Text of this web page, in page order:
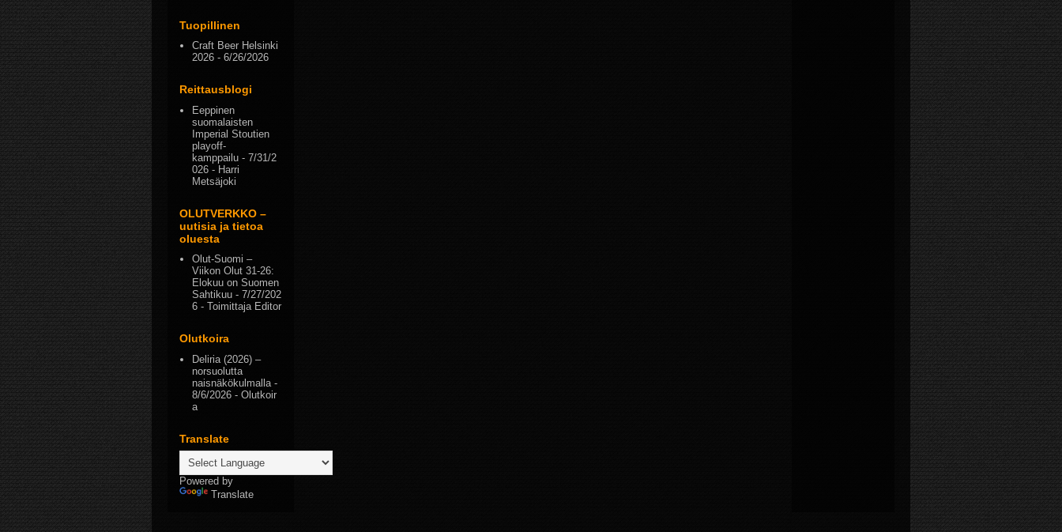
Tuopillinen
Craft Beer Helsinki
2026 - 6/26/2026
Reittausblogi
Eeppinen
suomalaisten
Imperial Stoutien
playoff-
kamppailu - 7/31/2
026 - Harri
Metsäjoki
OLUTVERKKO –
uutisia ja tietoa
oluesta
Olut-Suomi –
Viikon Olut 31-26:
Elokuu on Suomen
Sahtikuu - 7/27/202
6 - Toimittaja Editor
Olutkoira
Deliria (2026) –
norsuolutta
naisnäkökulmalla -
8/6/2026 - Olutkoir
a
Translate
Powered by
Translate